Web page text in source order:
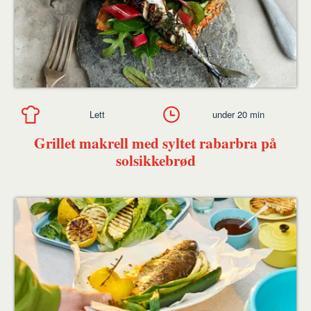
Grillet makrell med syltet rabarbra på
solsikkebrød
Lett under 20 min